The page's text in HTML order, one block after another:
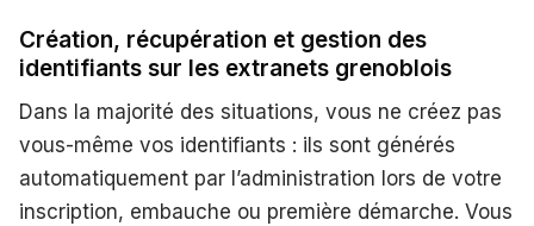
Création, récupération et gestion des
identifiants sur les extranets grenoblois
Dans la majorité des situations, vous ne créez pas
vous-même vos identifiants : ils sont générés
automatiquement par l’administration lors de votre
inscription, embauche ou première démarche. Vous